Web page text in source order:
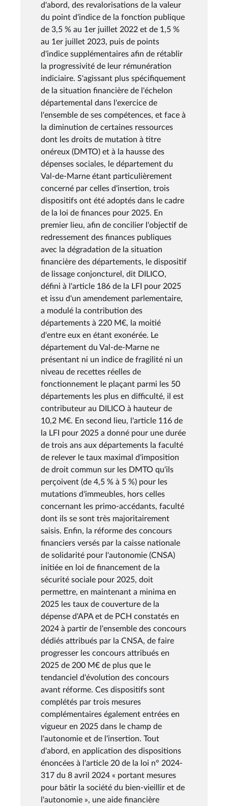
d'abord, des revalorisations de la valeur
du point d'indice de la fonction publique
de 3,5 % au 1er juillet 2022 et de 1,5 %
au 1er juillet 2023, puis de points
d'indice supplémentaires afin de rétablir
la progressivité de leur rémunération
indiciaire. S'agissant plus spécifiquement
de la situation financière de l'échelon
départemental dans l'exercice de
l'ensemble de ses compétences, et face à
la diminution de certaines ressources
dont les droits de mutation à titre
onéreux (DMTO) et à la hausse des
dépenses sociales, le département du
Val-de-Marne étant particulièrement
concerné par celles d'insertion, trois
dispositifs ont été adoptés dans le cadre
de la loi de finances pour 2025. En
premier lieu, afin de concilier l'objectif de
redressement des finances publiques
avec la dégradation de la situation
financière des départements, le dispositif
de lissage conjoncturel, dit DILICO,
défini à l'article 186 de la LFI pour 2025
et issu d'un amendement parlementaire,
a modulé la contribution des
départements à 220 M€, la moitié
d'entre eux en étant exonérée. Le
département du Val-de-Marne ne
présentant ni un indice de fragilité ni un
niveau de recettes réelles de
fonctionnement le plaçant parmi les 50
départements les plus en difficulté, il est
contributeur au DILICO à hauteur de
10,2 M€. En second lieu, l'article 116 de
la LFI pour 2025 a donné pour une durée
de trois ans aux départements la faculté
de relever le taux maximal d'imposition
de droit commun sur les DMTO qu'ils
perçoivent (de 4,5 % à 5 %) pour les
mutations d'immeubles, hors celles
concernant les primo-accédants, faculté
dont ils se sont très majoritairement
saisis. Enfin, la réforme des concours
financiers versés par la caisse nationale
de solidarité pour l'autonomie (CNSA)
initiée en loi de financement de la
sécurité sociale pour 2025, doit
permettre, en maintenant a minima en
2025 les taux de couverture de la
dépense d'APA et de PCH constatés en
2024 à partir de l'ensemble des concours
dédiés attribués par la CNSA, de faire
progresser les concours attribués en
2025 de 200 M€ de plus que le
tendanciel d'évolution des concours
avant réforme. Ces dispositifs sont
complétés par trois mesures
complémentaires également entrées en
vigueur en 2025 dans le champ de
l'autonomie et de l'insertion. Tout
d'abord, en application des dispositions
énoncées à l'article 20 de la loi n° 2024-
317 du 8 avril 2024 « portant mesures
pour bâtir la société du bien-vieillir et de
l'autonomie », une aide financière